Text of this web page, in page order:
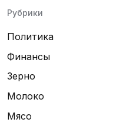
Рубрики
Политика
Финансы
Зерно
Молоко
Мясо